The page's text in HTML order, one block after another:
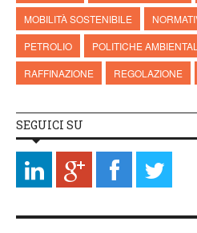
MOBILITÀ SOSTENIBILE
PETROLIO
POLITICHE
RAFFINAZIONE
REGOLAZIONE
SEGUICI SU